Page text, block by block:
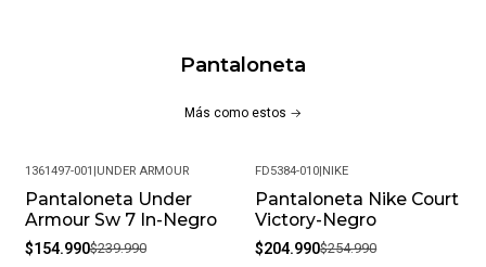
Composición: 100% poliéster
MÁS DETALLES:
Peso del paquete: 1 kg
Modelo: BV6855-100
Pantaloneta
Más como estos
-35%
1361497-001 |UNDER ARMOUR
Pantaloneta Under
Armour Sw 7 In-Negro
$154.990$239.990
-20%
FD5384-010|NIKE
Pantaloneta Nike Court
Victory-Negro
$204.990$254.990